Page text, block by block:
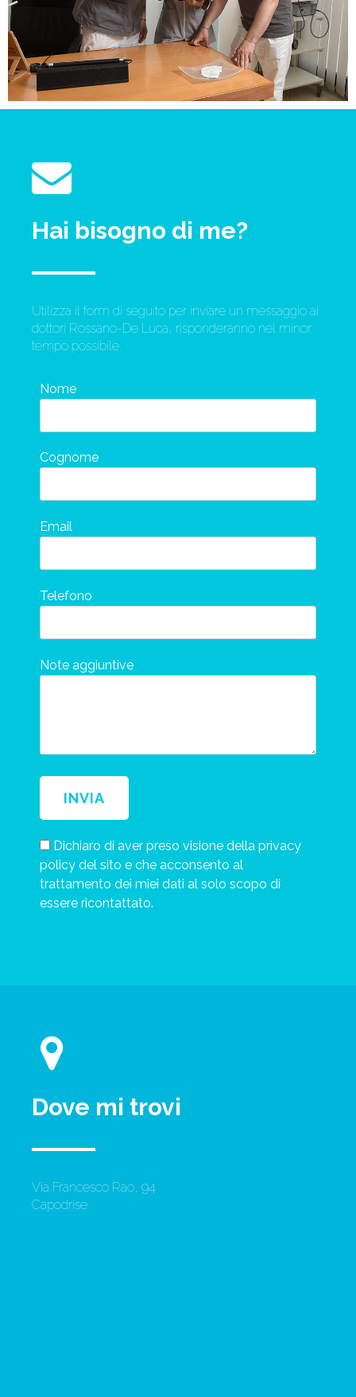
Hai bisogno di me?
Utilizza il form di seguito per inviare un messaggio ai
dottori Rossano-De Luca, risponderanno nel minor
tempo possibile.
Nome
Cognome
Email
Telefono
Note aggiuntive
Dichiaro di aver preso visione della privacy
policy del sito e che acconsento al
trattamento dei miei dati al solo scopo di
essere ricontattato.
Dove mi trovi
Via Francesco Rao, 94
Capodrise